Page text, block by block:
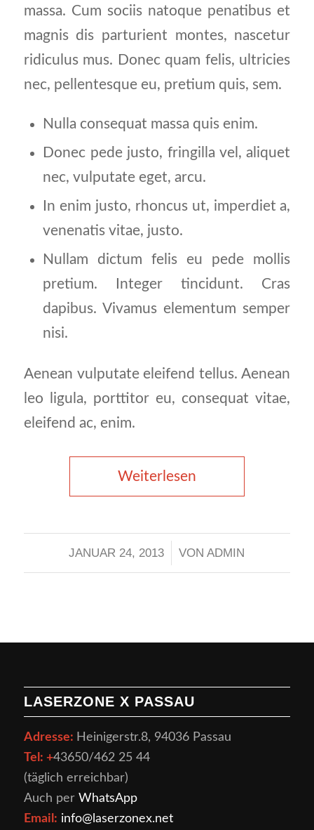
massa. Cum sociis natoque penatibus et
magnis dis parturient montes, nascetur
ridiculus mus. Donec quam felis, ultricies
nec, pellentesque eu, pretium quis, sem.
Nulla consequat massa quis enim.
Donec pede justo, fringilla vel, aliquet
nec, vulputate eget, arcu.
In enim justo, rhoncus ut, imperdiet a,
venenatis vitae, justo.
Nullam dictum felis eu pede mollis
pretium. Integer tincidunt. Cras
dapibus. Vivamus elementum semper
nisi.
Aenean vulputate eleifend tellus. Aenean
leo ligula, porttitor eu, consequat vitae,
eleifend ac, enim.
Weiterlesen
JANUAR 24, 2013
/ VONADMIN
LASERZONE X PASSAU
Adresse: Heinigerstr.8, 94036 Passau
Tel: +43650/462 25 44
(täglich erreichbar)
Auch per WhatsApp
Email: info@laserzonex.net